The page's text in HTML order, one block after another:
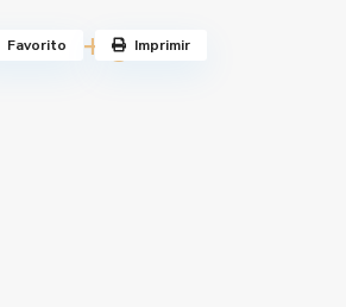
/mes + gastos
Favorito Imprimir